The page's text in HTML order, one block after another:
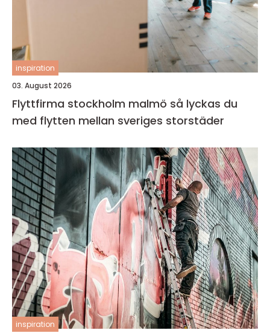
inspiration
03. August 2026
Flyttfirma stockholm malmö så lyckas du
med flytten mellan sveriges storstäder
inspiration